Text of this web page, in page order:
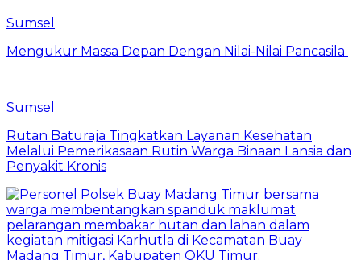
Sumsel
Mengukur Massa Depan Dengan Nilai-Nilai Pancasila
Sumsel
Rutan Baturaja Tingkatkan Layanan Kesehatan
Melalui Pemerikasaan Rutin Warga Binaan Lansia dan
Penyakit Kronis